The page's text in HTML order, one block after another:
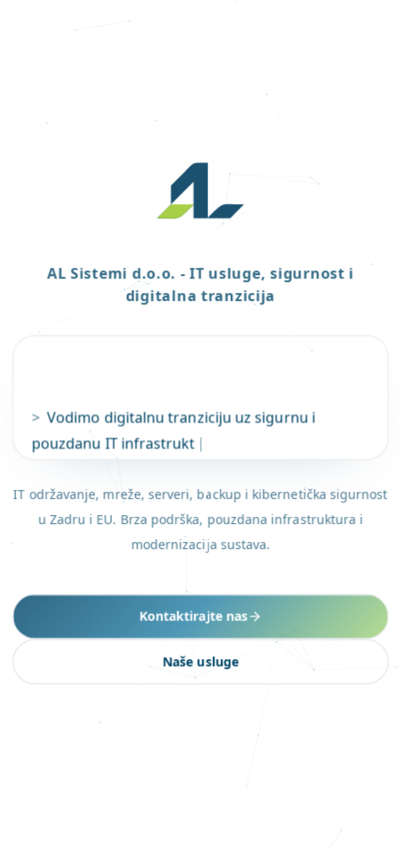
AL Sistemi d.o.o. - IT usluge, sigurnost i
digitalna tranzicija
> Vodimo digitalnu tranziciju uz sigurnu i
pouzdanu IT infrastrukturu.
IT održavanje, mreže, serveri, backup i kibernetička sigurnost
u Zadru i EU. Brza podrška, pouzdana infrastruktura i
modernizacija sustava.
Kontaktirajte nas
Naše usluge